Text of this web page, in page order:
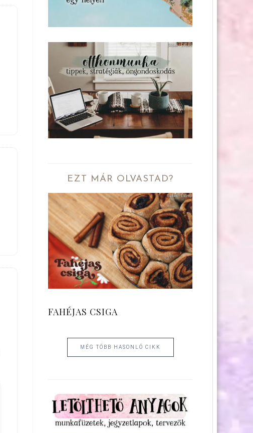
EZT MÁR OLVASTAD?
FAHÉJAS CSIGA
MÉG TÖBB HASONLÓ CIKK